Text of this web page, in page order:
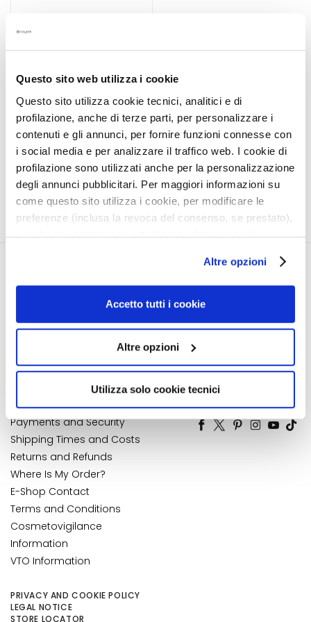
Questo sito web utilizza i cookie
Questo sito utilizza cookie tecnici, analitici e di
profilazione, anche di terze parti, per personalizzare i
contenuti e gli annunci, per fornire funzioni connesse con
i social media e per analizzare il traffico web. I cookie di
profilazione sono utilizzati anche per la personalizzazione
degli annunci pubblicitari. Per maggiori informazioni su
come questo sito utilizza i cookie, per modificare le
preferenze (inclusa la revoca del consenso, se prestato),
nonché per sapere come trattiamo i dati personali –
l’informativa cookie completa e l’informativa privacy
disponibiliqui. Le ricordiamo che, qualora clicchi su
“Utilizza solo i cookie necessari”, non sarà installato
quelli tecnici. Cliccando su “Accetto tutti i cookie”,
presterà il consenso all’installazione di tutti i cookie
utilizzati dal sito. Cliccando su “Altre opzioni”, potrà
scegliere, in modo più granulare, quali cookie
Altre opzioni
Accetto tutti i cookie
Altre opzioni
Utilizza solo cookie tecnici
l
t
e
s
C
l
e
a
n
s
e
r
a
k
n
E
x
f
o
l
i
a
t
o
r
s
S
e
FOUNDATION SPF 15
Protected skin and even
complexion in a single step
€30.00
4 colors available
Contact
Accessibility Statement
CUSTOMER CARE
Payments and Security
Shipping Times and Costs
Returns and Refunds
Where Is My Order?
E-Shop Contact
Terms and Conditions
Cosmetovigilance
Information
VTO Information
PRIVACY AND COOKIE POLICY
LEGAL NOTICE
STORE LOCATOR
MY PROFILE
Account Information
My Orders
My Wishlist
My Returns